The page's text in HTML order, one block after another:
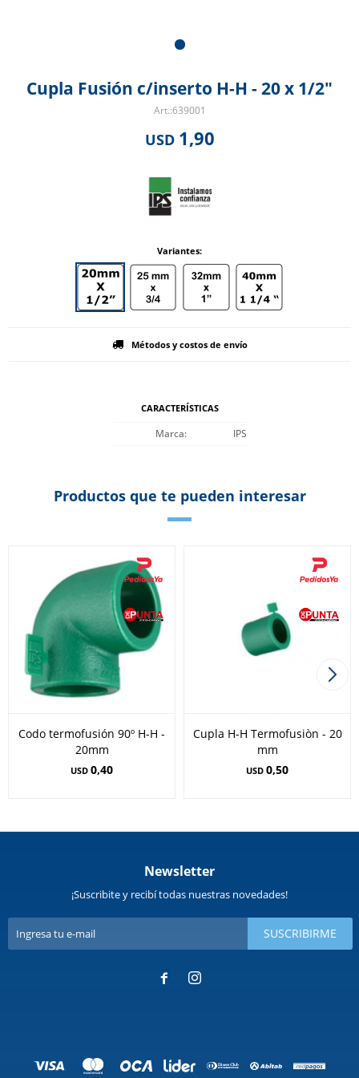
Cupla Fusión c/inserto H-H - 20 x 1/2"
639001
USD 1,90
Variantes:
Métodos y costos de envío
CARACTERÍSTICAS
Marca IPS
Productos que te pueden interesar
Codo termofusión 90º H-H -
20mm
USD 0,40
Cupla H-H Termofusiòn - 20
mm
USD 0,50
Newsletter
¡Suscribite y recibí todas nuestras novedades!
SUSCRIBIRME
 